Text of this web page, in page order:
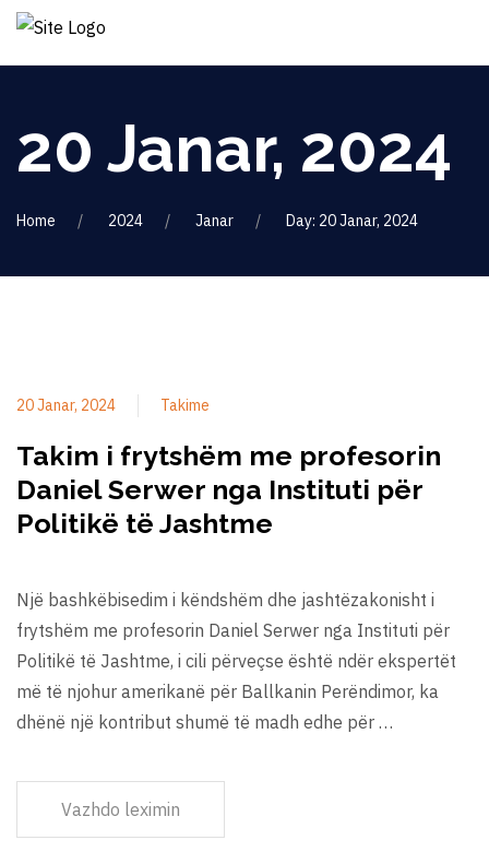
20 Janar, 2024
Home 2024 Janar Day: 20 Janar, 2024
20 Janar, 2024 Takime
Takim i frytshëm me profesorin
Daniel Serwer nga Instituti për
Politikë të Jashtme
Një bashkëbisedim i këndshëm dhe jashtëzakonisht i
frytshëm me profesorin Daniel Serwer nga Instituti për
Politikë të Jashtme, i cili përveçse është ndër ekspertët
më të njohur amerikanë për Ballkanin Perëndimor, ka
dhënë një kontribut shumë të madh edhe për …
Vazhdo leximin